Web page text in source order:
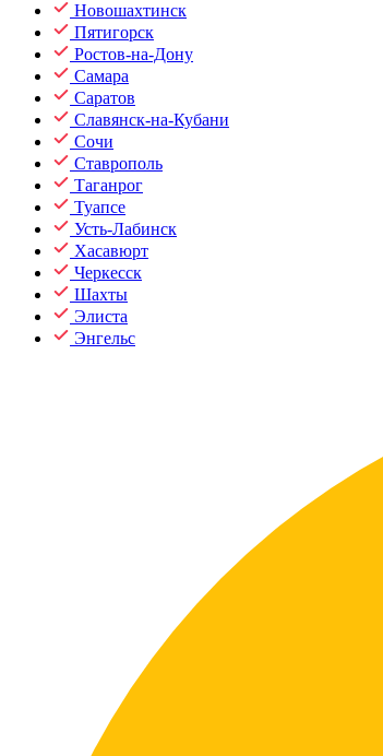
Новошахтинск
Пятигорск
Ростов-на-Дону
Самара
Саратов
Славянск-на-Кубани
Сочи
Ставрополь
Таганрог
Туапсе
Усть-Лабинск
Хасавюрт
Черкесск
Шахты
Элиста
Энгельс